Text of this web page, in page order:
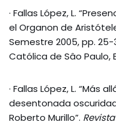
· Fallas López, L.
el Organon de
Semestre 2005, pp.
Católica de Sâo Paulo,
· Fallas López, L. “Más
desentonada
Roberto Murillo”.